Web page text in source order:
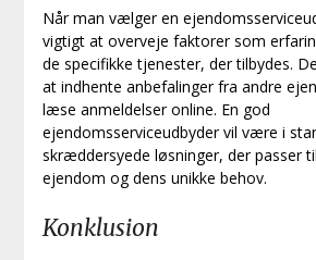
Når man vælger en
vigtigt at overveje faktorer som
de specifikke tjenester, der tilbydes.
at indhente anbefalinger fra andre
læse anmeldelser online. En god
ejendomsserviceudbyder vil være i
skræddersyede løsninger, der passer
ejendom og dens unikke behov.
Konklusion